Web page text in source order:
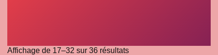
Affichage de 17–32 sur 36 résultats